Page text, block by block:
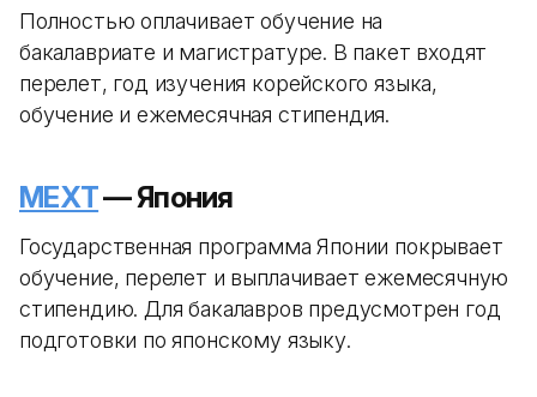
Полностью оплачивает обучение на
бакалавриате и магистратуре. В пакет входят
перелет, год изучения корейского языка,
обучение и ежемесячная стипендия.
MEXT— Япония
Государственная программа Японии покрывает
обучение, перелет и выплачивает ежемесячную
стипендию. Для бакалавров предусмотрен год
подготовки по японскому языку.